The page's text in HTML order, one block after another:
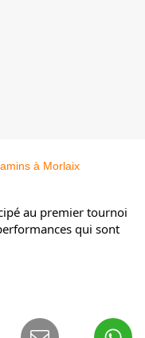
au premier tournoi
qui sont